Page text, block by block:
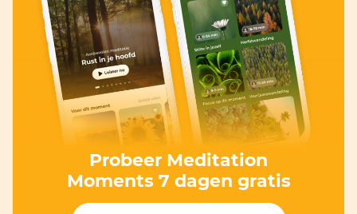
Probeer Meditation
Moments 7 dagen gratis